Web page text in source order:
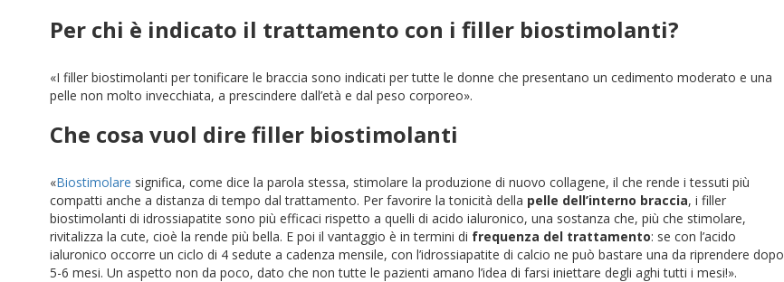
Per chi è indicato il trattamento con i filler biostimolanti?
«I filler biostimolanti per tonificare le braccia sono indicati per tutte le donne che presentano un cedimento moderato e una
pelle non molto invecchiata, a prescindere dall’età e dal peso corporeo».
Che cosa vuol dire filler biostimolanti
«Biostimolare significa, come dice la parola stessa, stimolare la produzione di nuovo collagene, il che rende i tessuti più
compatti anche a distanza di tempo dal trattamento. Per favorire la tonicità della pelle dell’interno braccia, i filler
biostimolanti di idrossiapatite sono più efficaci rispetto a quelli di acido ialuronico, una sostanza che, più che stimolare,
rivitalizza la cute, cioè la rende più bella. E poi il vantaggio è in termini di frequenza del trattamento: se con l’acido
ialuronico occorre un ciclo di 4 sedute a cadenza mensile, con l’idrossiapatite di calcio ne può bastare una da riprendere dopo
5-6 mesi. Un aspetto non da poco, dato che non tutte le pazienti amano l’idea di farsi iniettare degli aghi tutti i mesi!».